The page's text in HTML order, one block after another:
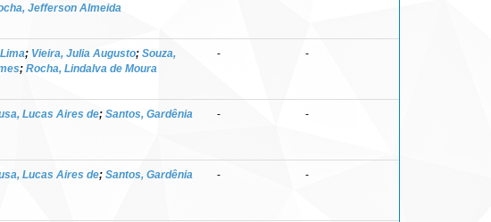
Jefferson Almeida
; Vieira, Julia Augusto; Souza,
; Rocha, Lindalva de Moura
- -
Lucas Aires de; Santos, Gardênia
- -
Lucas Aires de; Santos, Gardênia
- -